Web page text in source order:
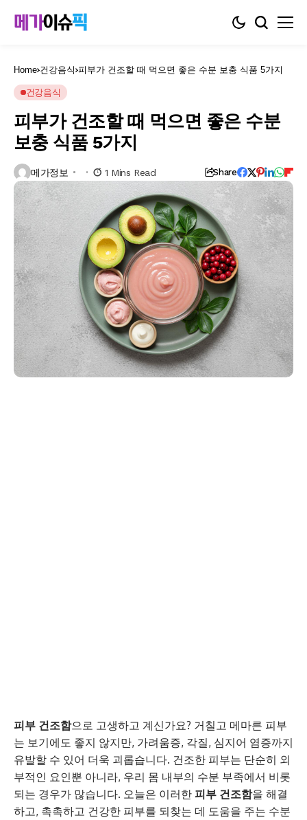
Home 건강음식 피부가 건조할 때 먹으면 좋은 수분 보충 식품 5가지
건강음식
피부가 건조할 때 먹으면 좋은 수분
보충 식품 5가지
메가정보 1 Mins Read Share
피부 건조함으로 고생하고 계신가요? 거칠고 메마른 피부
는 보기에도 좋지 않지만, 가려움증, 각질, 심지어 염증까지
유발할 수 있어 더욱 괴롭습니다. 건조한 피부는 단순히 외
부적인 요인뿐 아니라, 우리 몸 내부의 수분 부족에서 비롯
되는 경우가 많습니다. 오늘은 이러한 피부 건조함을 해결
하고, 촉촉하고 건강한 피부를 되찾는 데 도움을 주는 수분